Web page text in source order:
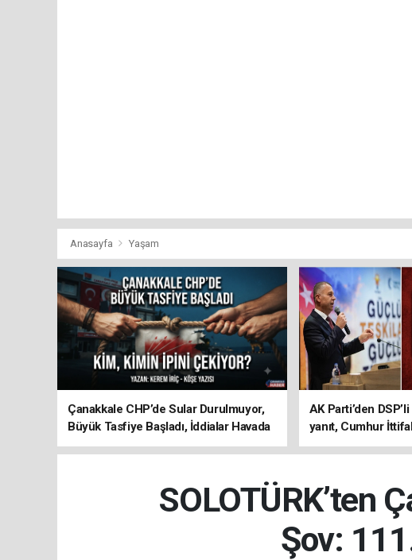
Anasayfa Yaşam
Çanakkale CHP’de Sular Durulmuyor,
Büyük Tasfiye Başladı, İddialar Havada
Uçuşuyor
AK Parti’den DSP’li
yanıt, Cumhur
ediyoruz
SOLOTÜRK’ten
Şov: